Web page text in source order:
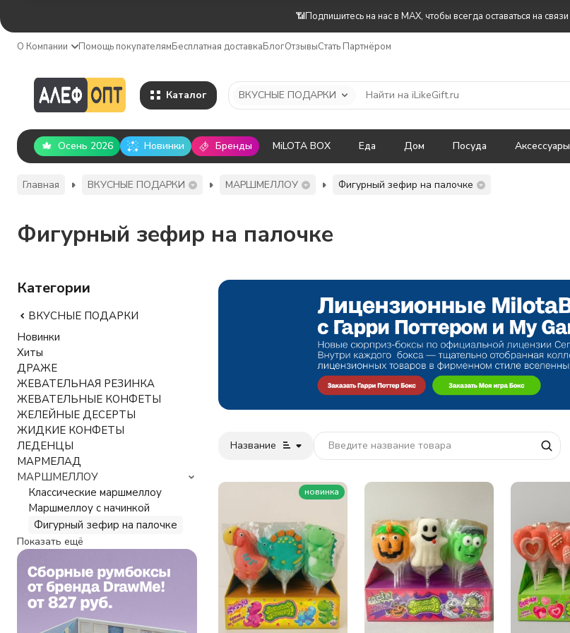
📶Подпишитесь на нас в MAX, чтобы всегда оставаться на связи
О Компании Помощь покупателямБесплатная доставкаБлогОтзывыСтать Партнёром
Каталог ВКУСНЫЕ ПОДАРКИ
Осень 2026 Новинки Бренды MiLOTA BOX Еда Дом Посуда Аксессуары
Главная ВКУСНЫЕ ПОДАРКИ МАРШМЕЛЛОУ Фигурный зефир на палочке
Фигурный зефир на палочке
Название
новинка
Категории
ВКУСНЫЕ ПОДАРКИ
Новинки
Хиты
ДРАЖЕ
ЖЕВАТЕЛЬНАЯ РЕЗИНКА
ЖЕВАТЕЛЬНЫЕ КОНФЕТЫ
ЖЕЛЕЙНЫЕ ДЕСЕРТЫ
ЖИДКИЕ КОНФЕТЫ
ЛЕДЕНЦЫ
МАРМЕЛАД
МАРШМЕЛЛОУ
Классические маршмеллоу
Маршмеллоу с начинкой
Фигурный зефир на палочке
Показать ещё